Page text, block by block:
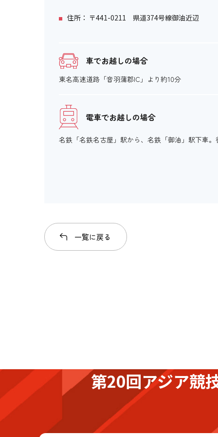
住所： 〒441-0211 県道374号線御油近辺
車でお越しの場合
東名高速道路「音羽蒲郡IC」より約10分
電車でお越しの場合
名鉄「名鉄名古屋」駅から、名鉄「御油」駅下車。
一覧に戻る
第20回アジア競